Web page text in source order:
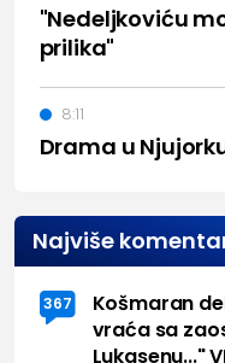
"Nedeljkoviću
prilika"
Drama u
8:11
Najviše
367
Košmaran
vraća sa
Lukasenu..."